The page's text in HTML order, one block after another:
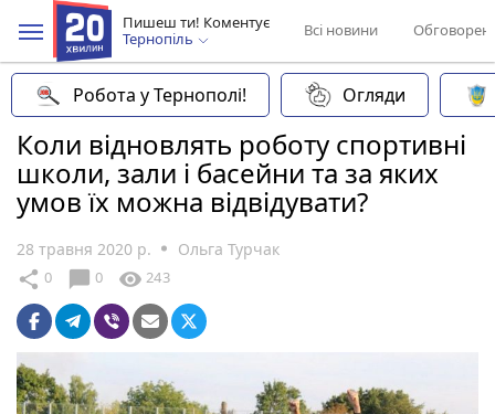
Пишеш ти! Коментує
Тернопіль
Всі новини
Робота у Тернополі! Огляди
Коли відновлять роботу спортивні
школи, зали і басейни та за яких
умов їх можна відвідувати?
28 травня 2020 р. Ольга Турчак
share 0 chat_bubble 0 visibility 243